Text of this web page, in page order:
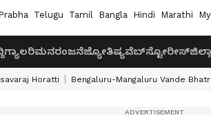
Telugu Tamil Bangla Hindi Marathi
ಗ್ಯಾಲರಿಮನರಂಜನೆಜ್ಯೋತಿಷ್ಯವೆಬ್‌ಸ್ಟೋರೀಸ್
Horatti Bengaluru-Mangaluru Vande